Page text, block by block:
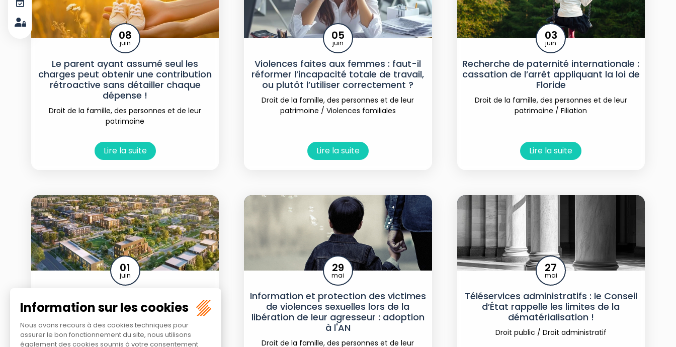
Le parent ayant assumé seul les
charges peut obtenir une contribution
rétroactive sans détailler chaque
dépense !
08
juin
Droit de la famille, des personnes et de leur
patrimoine
Lire la suite
Violences faites aux femmes : faut-il
réformer l’incapacité totale de travail,
ou plutôt l’utiliser correctement ?
05
juin
Droit de la famille, des personnes et de leur
patrimoine / Violences familiales
Lire la suite
Recherche de paternité internationale :
cassation de l’arrêt appliquant la loi de
Floride
03
juin
Droit de la famille, des personnes et de leur
patrimoine /Filiation
Lire la suite
sols : après la loi climat de 2021, de
01
juin
Droit public/Droit de l'urbanisme
Information et protection des victimes
de violences sexuelles lors de la
libération de leur agresseur : adoption
à l'AN
29
mai
Droit de la famille, des personnes et de leur
Téléservices administratifs : le Conseil
d’État rappelle les limites de la
dématérialisation !
27
mai
Droit public / Droit administratif